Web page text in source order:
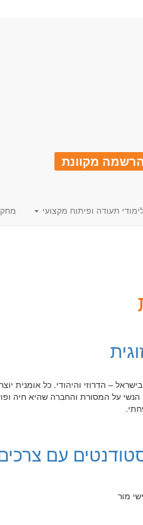
מקוונת
תעודה ופיתוח מקצועי
– הדרוזי והיהודי. כל אומנית
על המסורת והחברה שהיא חיה
עם